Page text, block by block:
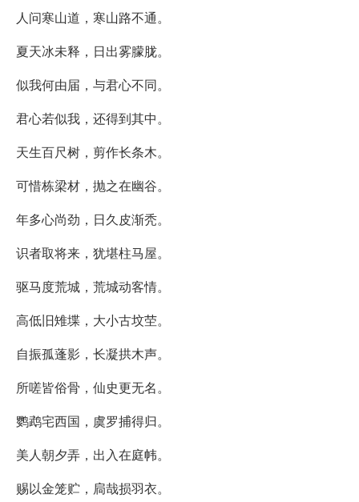
人问寒山道，寒山路不通。
夏天冰未释，日出雾朦胧。
似我何由届，与君心不同。
君心若似我，还得到其中。
天生百尺树，剪作长条木。
可惜栋梁材，抛之在幽谷。
年多心尚劲，日久皮渐秃。
识者取将来，犹堪柱马屋。
驱马度荒城，荒城动客情。
高低旧雉堞，大小古坟茔。
自振孤蓬影，长凝拱木声。
所嗟皆俗骨，仙史更无名。
鹦鹉宅西国，虞罗捕得归。
美人朝夕弄，出入在庭帏。
赐以金笼贮，扃哉损羽衣。